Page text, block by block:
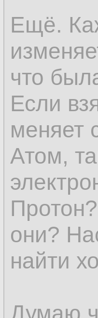
же
как
всех
и
Ещё.
что
Если
меняет
Атом,
они?
найти